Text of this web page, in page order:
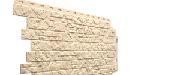
избранное сравнить